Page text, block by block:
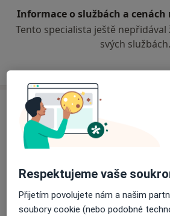
Informace o službách a cenách
Tento specialista ještě
svých službách.
Adresy (2)
Adresa 1 Adresa 2
Fakultní nemocnice v
Pneumologická
V Úvalu 1/84, Praha15006
Respektujeme vaše
Přijetím povolujete nám a našim
soubory cookie (nebo podobné